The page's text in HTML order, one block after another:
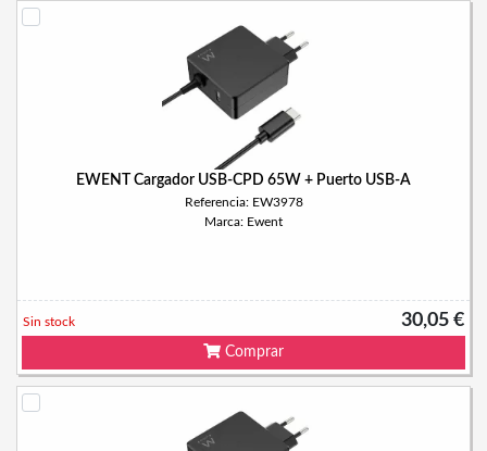
EWENT Cargador USB-CPD 65W + Puerto USB-A
Referencia: EW3978
Marca: Ewent
30,05 €
Sin stock
Comprar